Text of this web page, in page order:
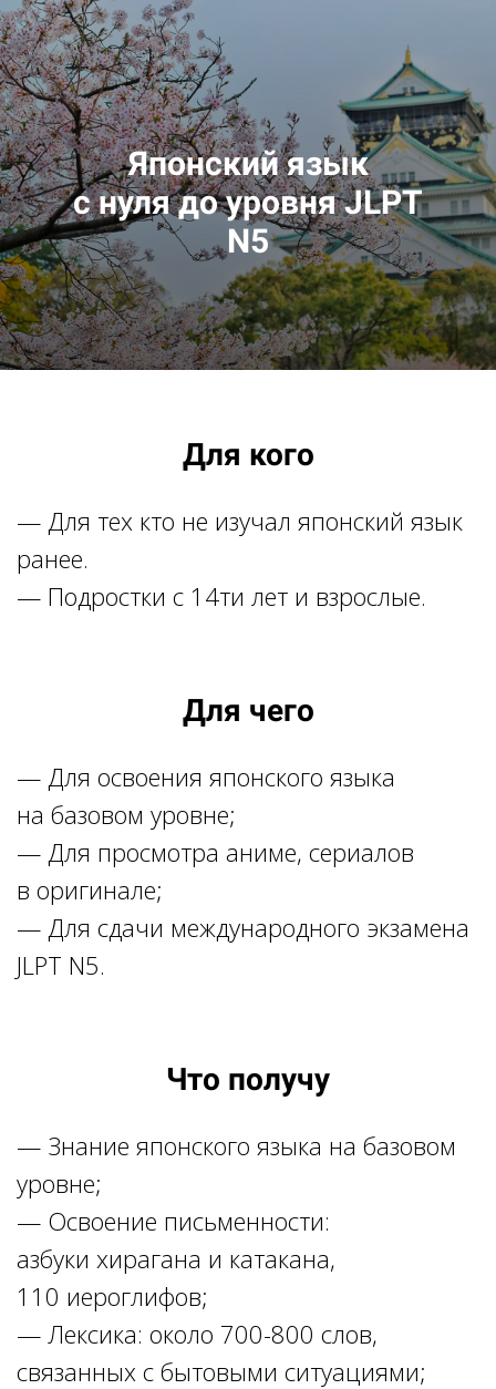
Японский язык
с нуля до уровня JLPT
N5
Для кого
— Для тех кто не изучал японский язык
ранее.
— Подростки с 14ти лет и взрослые.
Для чего
— Для освоения японского языка
на базовом уровне;
— Для просмотра аниме, сериалов
в оригинале;
— Для сдачи международного экзамена
JLPT N5.
Что получу
— Знание японского языка на базовом
уровне;
— Освоение письменности:
азбуки хирагана и катакана,
110 иероглифов;
— Лексика: около 700-800 слов,
связанных с бытовыми ситуациями;